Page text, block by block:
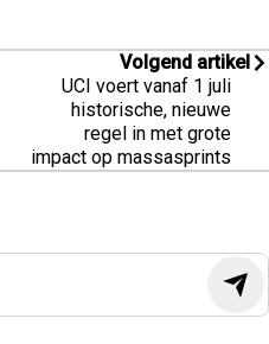
Volgend artikel
UCI voert vanaf 1 juli
historische, nieuwe
regel in met grote
impact op massasprints